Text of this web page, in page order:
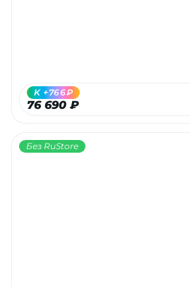
76 690 ₽
K +766₽
Без RuStore